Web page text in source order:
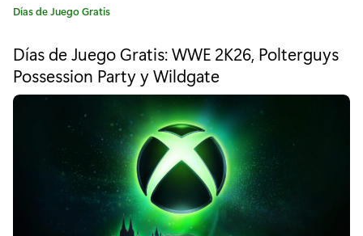
l
a
s
e
G
u
n
C
e
g
o
Días de Juego Gratis
Días de Juego Gratis: WWE 2K26, Polterguys
Possession Party y Wildgate